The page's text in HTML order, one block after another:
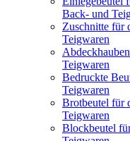
Back- und
Zuschnitte für
Teigwaren
Teigwaren
Bedruckte
Teigwaren
Brotbeutel für
Teigwaren
Blockbeutel